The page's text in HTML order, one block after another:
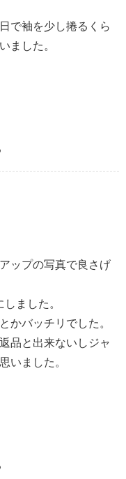
で袖を少し捲るくら
ました。
ップの写真で良さげ
ました。
かバッチリでした。
品と出来ないしジャ
いました。